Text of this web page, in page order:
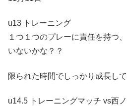
u13 トレーニング
１つ１つのプレーに責任を持つ
いないかな？？
限られた時間でしっかり成長して
u14.5 トレーニングマッチ vs西